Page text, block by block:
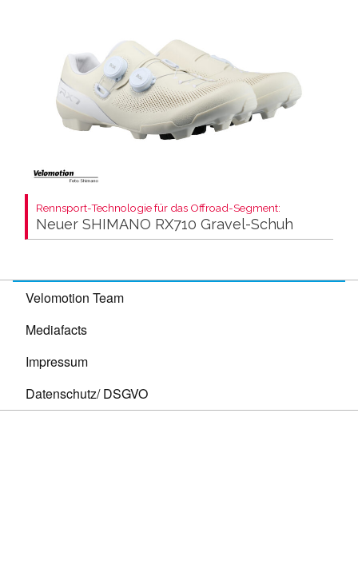
Rennsport-Technologie für das Offroad-Segment:
Neuer SHIMANO RX710 Gravel-Schuh
Velomotion Team
Mediafacts
Impressum
Datenschutz/ DSGVO